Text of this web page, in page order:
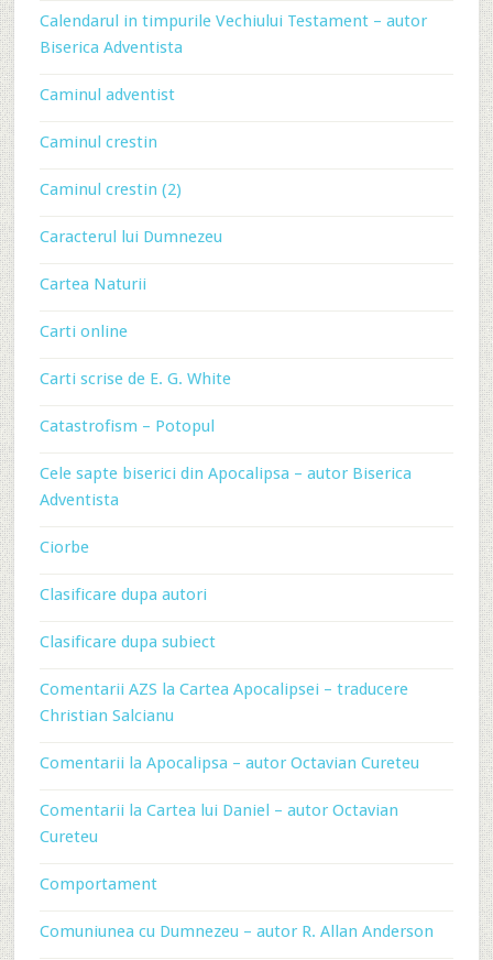
Calendarul in timpurile Vechiului Testament – autor
Biserica Adventista
Caminul adventist
Caminul crestin
Caminul crestin (2)
Caracterul lui Dumnezeu
Cartea Naturii
Carti online
Carti scrise de E. G. White
Catastrofism – Potopul
Cele sapte biserici din Apocalipsa – autor Biserica
Adventista
Ciorbe
Clasificare dupa autori
Clasificare dupa subiect
Comentarii AZS la Cartea Apocalipsei – traducere
Christian Salcianu
Comentarii la Apocalipsa – autor Octavian Cureteu
Comentarii la Cartea lui Daniel – autor Octavian
Cureteu
Comportament
Comuniunea cu Dumnezeu – autor R. Allan Anderson